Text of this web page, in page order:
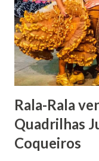
lhe proporcionou
Gomes de Melo
Senhor Bom Jesus
doada ao vigário Pe.
Matriz...
Rala-Rala
Quadrilhas
Coqueiros